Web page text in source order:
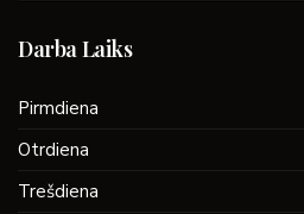
Darba Laiks
Pirmdiena
Otrdiena
Trešdiena